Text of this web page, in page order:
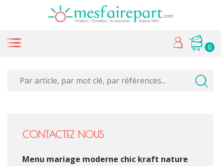
0
CONTACTEZ NOUS
Menu mariage moderne chic kraft nature